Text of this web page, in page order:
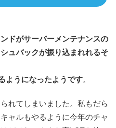
ドがサーバーメンテナンスの
ュバックが振り込まれれるそ
ようになったようです。
れてしまいました。私もだら
ャルもやるように今年のチャ